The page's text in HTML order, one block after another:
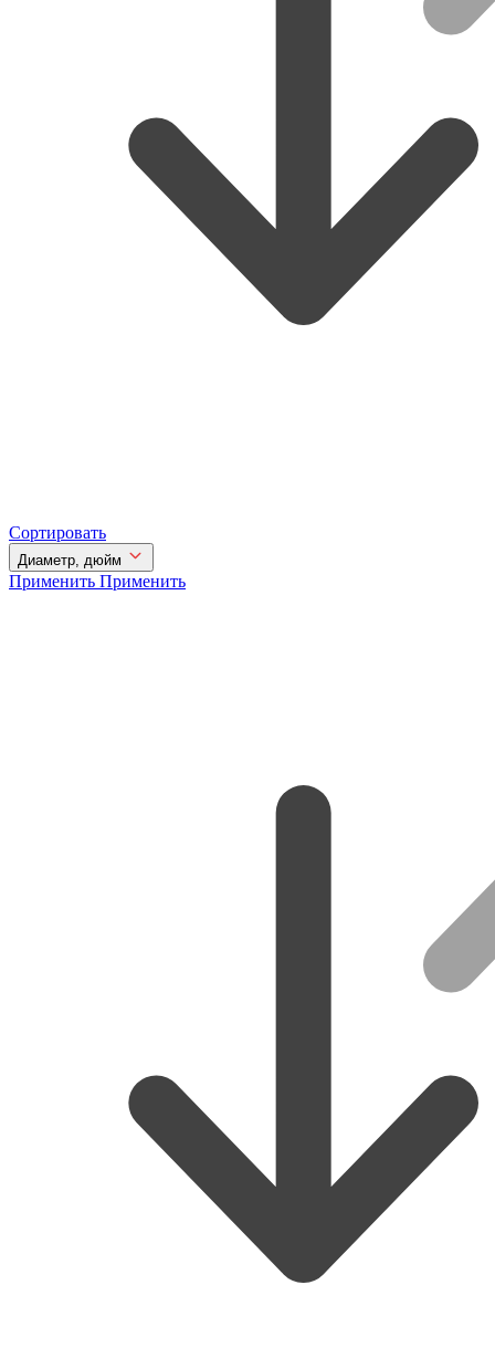
Сортировать
Диаметр, дюйм
Применить Применить